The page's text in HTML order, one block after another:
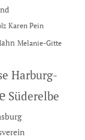
Karen Pein
Melanie-Gitte
Harburg-
Süderelbe